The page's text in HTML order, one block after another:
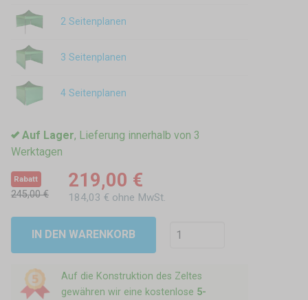
2 Seitenplanen
3 Seitenplanen
4 Seitenplanen
Auf Lager, Lieferung innerhalb von 3
Werktagen
Rabatt
245,00 €
219,00 €
184,03 € ohne MwSt.
IN DEN WARENKORB
Auf die Konstruktion des Zeltes
gewähren wir eine kostenlose 5-